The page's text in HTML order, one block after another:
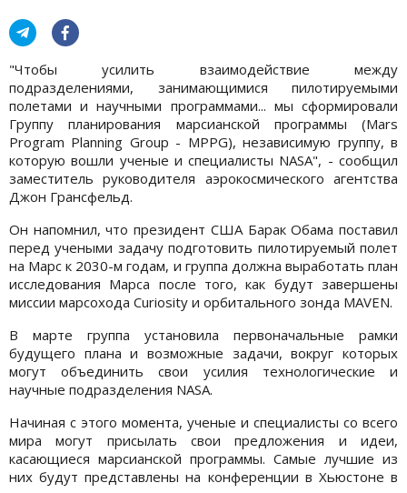
"Чтобы усилить взаимодействие между
подразделениями, занимающимися пилотируемыми
полетами и научными программами... мы сформировали
Группу планирования марсианской программы (Mars
Program Planning Group - MPPG), независимую группу, в
которую вошли ученые и специалисты NASA", - сообщил
заместитель руководителя аэрокосмического агентства
Джон Грансфельд.
Он напомнил, что президент США Барак Обама поставил
перед учеными задачу подготовить пилотируемый полет
на Марс к 2030-м годам, и группа должна выработать план
исследования Марса после того, как будут завершены
миссии марсохода Curiosity и орбитального зонда MAVEN.
В марте группа установила первоначальные рамки
будущего плана и возможные задачи, вокруг которых
могут объединить свои усилия технологические и
научные подразделения NASA.
Начиная с этого момента, ученые и специалисты со всего
мира могут присылать свои предложения и идеи,
касающиеся марсианской программы. Самые лучшие из
них будут представлены на конференции в Хьюстоне в